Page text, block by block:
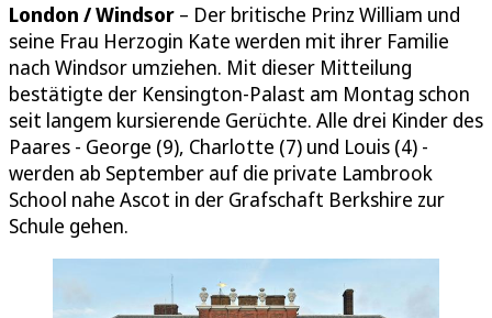
London / Windsor – Der britische Prinz William und
seine Frau Herzogin Kate werden mit ihrer Familie
nach Windsor umziehen. Mit dieser Mitteilung
bestätigte der Kensington-Palast am Montag schon
seit langem kursierende Gerüchte. Alle drei Kinder des
Paares - George (9), Charlotte (7) und Louis (4) -
werden ab September auf die private Lambrook
School nahe Ascot in der Grafschaft Berkshire zur
Schule gehen.